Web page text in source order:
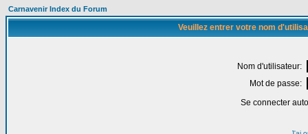
Carnavenir Index du Forum
Veuillez entrer votre nom
Nom d'utilisateur:
Mot de passe:
Se connecter